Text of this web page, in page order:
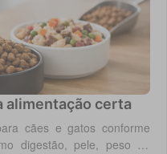
alimentação certa
cães e gatos conforme
digestão, pele, peso ou